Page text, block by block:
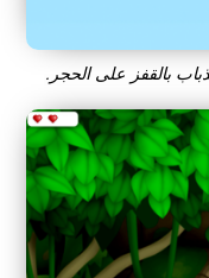
بالقفز على الحجر.